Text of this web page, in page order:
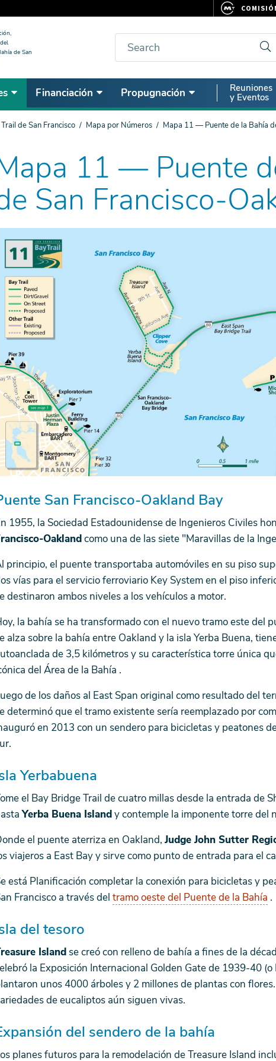
de San
Buscar
Financiación Propugnación
Secondary
Nav
Reuniones
y Eventos
de San Francisco Mapa por Números Mapa 11 — Puente de la Bahía
11 — Puente
San Francisco-
San Francisco-Oakland Bay
1955, la Sociedad Estadounidense de Ingenieros Civiles
Oaklandcomo una de las siete "Maravillas de la
principio, el puente transportaba automóviles en su piso
vías para el servicio ferroviario Key System en el piso
destinaron ambos niveles a los vehículos a motor.
la bahía se ha transformado con el nuevo tramo este del
alza sobre la bahía entre Oakland y la isla Yerba Buena,
de 3,5 kilómetros y su característica torre única
del Área de la Bahía .
de los daños al East Span original como resultado del
determinó que el tramo existente sería reemplazado por
en 2013 con un sendero para bicicletas y peatones
Yerbabuena
el Bay Bridge Trail de cuatro millas desde la entrada de
Yerba Buena Islandy contemple la imponente torre del
el puente aterriza en Oakland, Judge John Sutter
viajeros a East Bay y sirve como punto de entrada para el
está Planificación completar la conexión para bicicletas y
Francisco a través del tramo oeste del Puente de la Bahía .
del tesoro
Island se creó con relleno de bahía a fines de la
la Exposición Internacional Golden Gate de 1939-40 (o
unos 4000 árboles y 2 millones de plantas con
de eucaliptos aún siguen vivas.
del sendero de la bahía
planes futuros para la remodelación de Treasure Island
CLIPPER
511.ORG